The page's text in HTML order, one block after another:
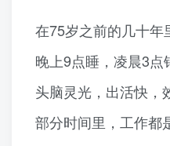
在75岁之前的几十年
晚上9点睡，凌晨3点
头脑灵光，出活快，
部分时间里，工作都